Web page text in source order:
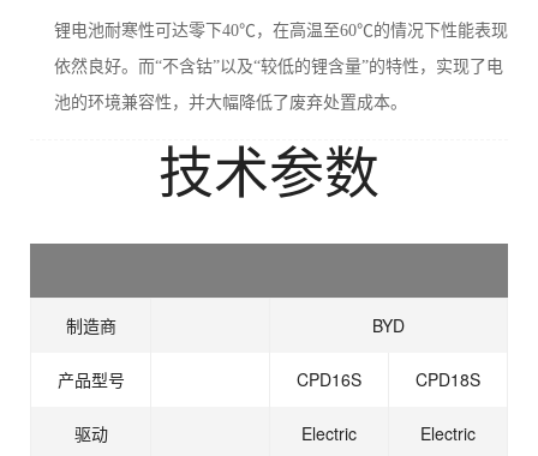
锂电池耐寒性可达零下40℃，在高温至60℃的情况下性能表现
依然良好。而“不含钴”以及“较低的锂含量”的特性，实现了电
池的环境兼容性，并大幅降低了废弃处置成本。
技术参数
制造商 BYD
产品型号 CPD16S CPD18S
驱动 Electric Electric